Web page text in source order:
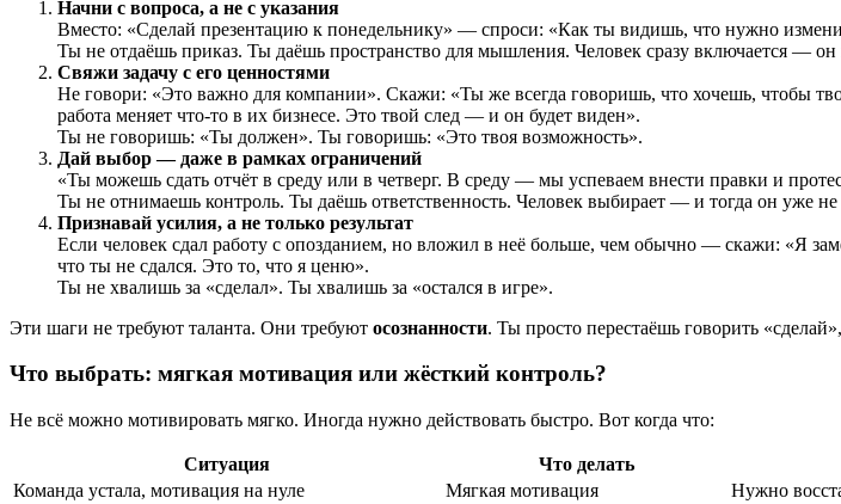
Начни с вопроса, а не с указания
Вместо: «Сделай презентацию к понедельнику» — спроси: «Как ты видишь, что нужно
Ты не отдаёшь приказ. Ты даёшь пространство для мышления. Человек сразу включается — он
Свяжи задачу с его ценностями
Не говори: «Это важно для компании». Скажи: «Ты же всегда говоришь, что хочешь, чтобы
работа меняет что-то в их бизнесе. Это твой след — и он будет виден».
Ты не говоришь: «Ты должен». Ты говоришь: «Это твоя возможность».
Дай выбор — даже в рамках ограничений
«Ты можешь сдать отчёт в среду или в четверг. В среду — мы успеваем внести правки и
Ты не отнимаешь контроль. Ты даёшь ответственность. Человек выбирает — и тогда он уже
Признавай усилия, а не только результат
Если человек сдал работу с опозданием, но вложил в неё больше, чем обычно — скажи: «Я
что ты не сдался. Это то, что я ценю».
Ты не хвалишь за «сделал». Ты хвалишь за «остался в игре».
Эти шаги не требуют таланта. Они требуют осознанности. Ты просто перестаёшь говорить
Что выбрать: мягкая мотивация или жёсткий контроль?
Не всё можно мотивировать мягко. Иногда нужно действовать быстро. Вот когда что:
Ситуация Что делать
Команда устала, мотивация на нуле
Мягкая мотивация
Нужно